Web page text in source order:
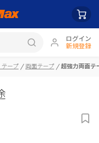
ログイン
新規登録
ープ 両面テープ 超強力両面テ